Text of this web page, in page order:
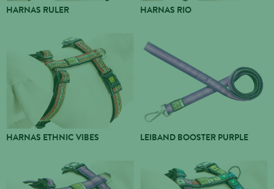
HARNAS RULER HARNAS RIO
HARNAS ETHNIC VIBES LEIBAND BOOSTER PURPLE